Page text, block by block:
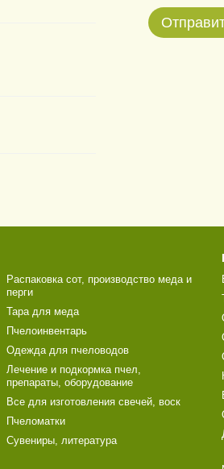
Распаковка сот, производство меда и
перги
Тара для меда
Пчелоинвентарь
Одежда для пчеловодов
Лечение и подкормка пчел,
препараты, оборудование
Все для изготовления свечей, воск
Пчеломатки
Сувениры, литература